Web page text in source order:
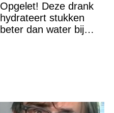
Opgelet! Deze drank
hydrateert stukken
beter dan water bij